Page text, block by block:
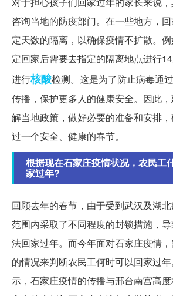
咨询当地的防疫部门。在一些地方，
定天数的隔离，以确保疫情不扩散。
定回家后需要去指定的隔离地点进行
进行核酸检测。这是为了防止病毒通
传播，保护更多人的健康安全。因此
解当地政策，做好必要的准备和安排
过一个安全、健康的春节。
根据现在石家庄疫情状况，农民工
家过年?
回顾去年的春节，由于受到武汉及湖
范围内采取了不同程度的封锁措施，
法回家过年。而今年面对石家庄疫情
的情况来判断农民工何时可以回家过
示，石家庄疫情的传播与邢台南宫高